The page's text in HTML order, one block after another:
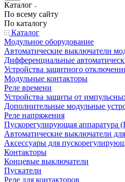
Каталог
По всему сайту
По каталогу
Каталог
Модульное оборудование
Автоматические выключатели
Дифференциальные
Устройства защитного
Модульные контакторы
Реле времени
Устройства защиты от
Дополнительные модульные
Реле напряжения
Пускорегулирующая аппаратура
Автоматические выключатели
Аксессуары для
Контакторы
Концевые выключатели
Пускатели
Реле для контакторов